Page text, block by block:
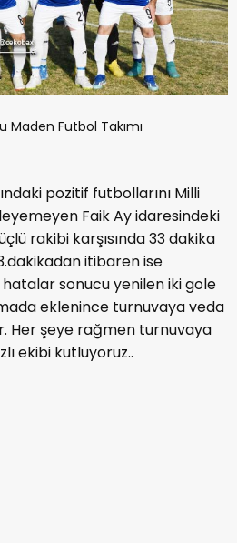
Maden Futbol Takımı
pozitif futbollarını Milli
Faik Ay idaresindeki
rakibi karşısında 33 dakika
itibaren ise
sonucu yenilen iki gole
eklenince turnuvaya veda
Her şeye rağmen turnuvaya
ekibi kutluyoruz..